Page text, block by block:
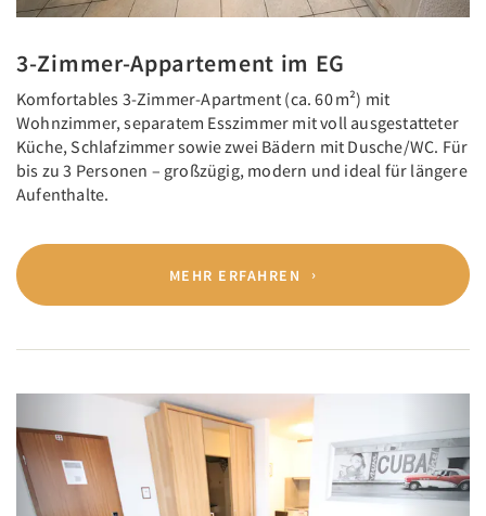
3-Zimmer-Appartement im EG
Komfortables 3-Zimmer-Apartment (ca. 60 m²) mit
Wohnzimmer, separatem Esszimmer mit voll ausgestatteter
Küche, Schlafzimmer sowie zwei Bädern mit Dusche/WC. Für
bis zu 3 Personen – großzügig, modern und ideal für längere
Aufenthalte.
MEHR ERFAHREN